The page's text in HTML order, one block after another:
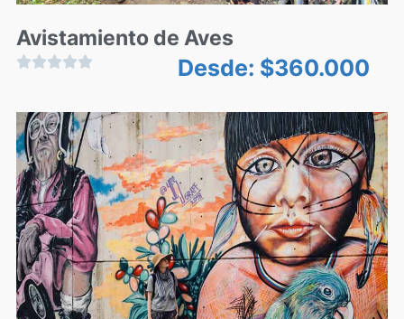
Avistamiento de Aves
 Desde: $360.000